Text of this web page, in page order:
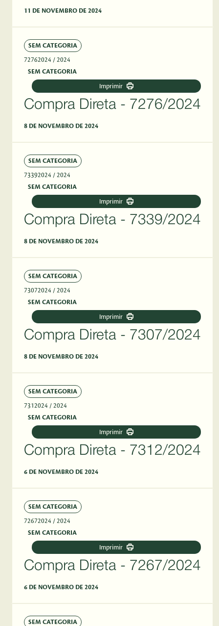
11 DE NOVEMBRO DE 2024
SEM CATEGORIA
72762024 / 2024
SEM CATEGORIA
Imprimir
Compra Direta - 7276/2024
8 DE NOVEMBRO DE 2024
SEM CATEGORIA
73392024 / 2024
SEM CATEGORIA
Imprimir
Compra Direta - 7339/2024
8 DE NOVEMBRO DE 2024
SEM CATEGORIA
73072024 / 2024
SEM CATEGORIA
Imprimir
Compra Direta - 7307/2024
8 DE NOVEMBRO DE 2024
SEM CATEGORIA
7312024 / 2024
SEM CATEGORIA
Imprimir
Compra Direta - 7312/2024
6 DE NOVEMBRO DE 2024
SEM CATEGORIA
72672024 / 2024
SEM CATEGORIA
Imprimir
Compra Direta - 7267/2024
6 DE NOVEMBRO DE 2024
SEM CATEGORIA